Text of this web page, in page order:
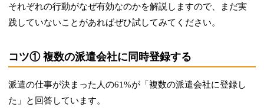
それぞれの行動がなぜ有効なのかを解説しますので、まだ実
践していないことがあればぜひ試してみてください。
コツ① 複数の派遣会社に同時登録する
派遣の仕事が決まった人の61%が「複数の派遣会社に登録し
た」と回答しています。